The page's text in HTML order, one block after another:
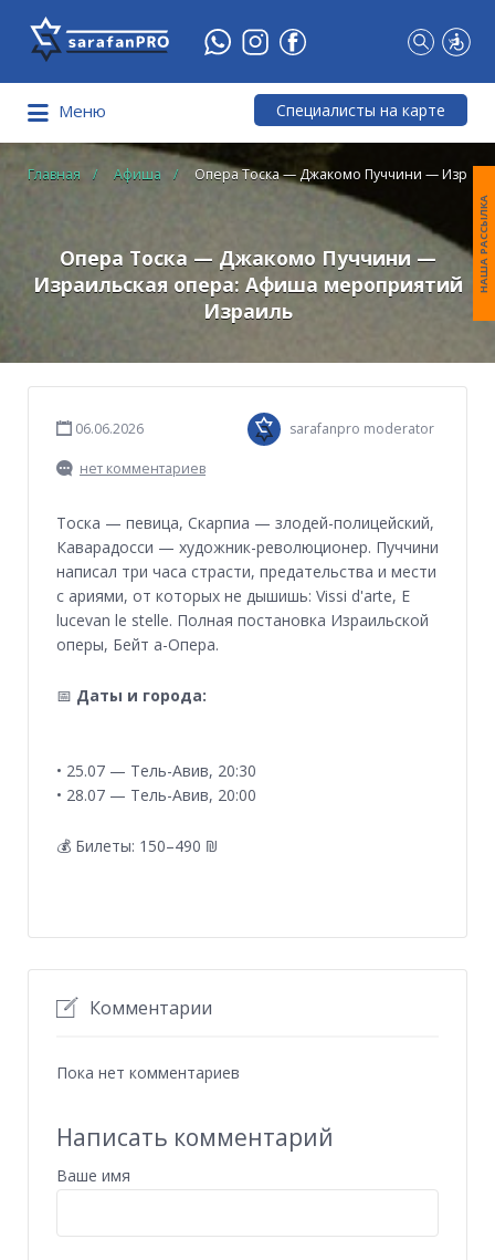
Что
Вы
ищете?
Меню Специалисты на карте
Главная Афиша Опера Тоска — Джакомо Пуччини —
Опера Тоска — Джакомо Пуччини —
Израильская опера: Афиша мероприятий
Израиль
06.06.2026 sarafanpro moderator
нет комментариев
Tоска — певица, Скарпиа — злодей-полицейский,
Каварадосси — художник-революционер. Пуччини
написал три часа страсти, предательства и мести
с ариями, от которых не дышишь: Vissi d'arte, E
lucevan le stelle. Полная постановка Израильской
оперы, Бейт а-Опера.
📅 Даты и города:
• 25.07 — Тель-Авив, 20:30
• 28.07 — Тель-Авив, 20:00
💰 Билеты: 150–490 ₪
Комментарии
Пока нет комментариев
Написать комментарий
Ваше имя
НАША РАССЫЛКА